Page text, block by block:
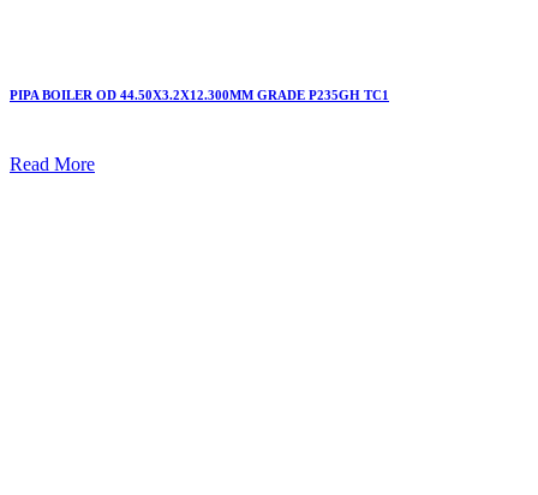
PIPA BOILER OD 44.50X3.2X12.300MM GRADE P235GH TC1
Read More